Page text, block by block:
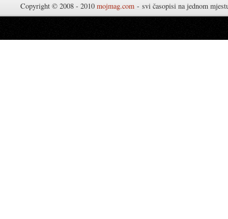
Copyright © 2008 - 2010 mojmag.com - svi časopisi na jednom